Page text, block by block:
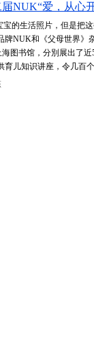
NUK“爱，从心
的生活照片，但是把
NUK和《父母世界》
图书馆，分別展出了
儿知识讲座，令几百